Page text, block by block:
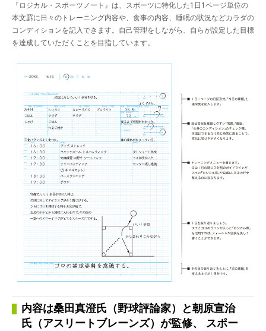
『ロジカル・スポーツノート』は、スポーツに特化した1日1ページ単位の
本文罫に日々のトレーニング内容や、食事の内容、睡眠の状況などカラダの
コンディションを記入できます。自己管理をしながら、自らが設定した目標
を達成していただくことを目指しています。
内容は桑田真澄氏（野球評論家）と朝原宣治
氏（アスリートブレーンズ）が監修、 スポー